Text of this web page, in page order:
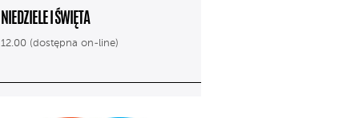
NIEDZIELE I ŚWIĘTA
12.00 (dostępna on-line)